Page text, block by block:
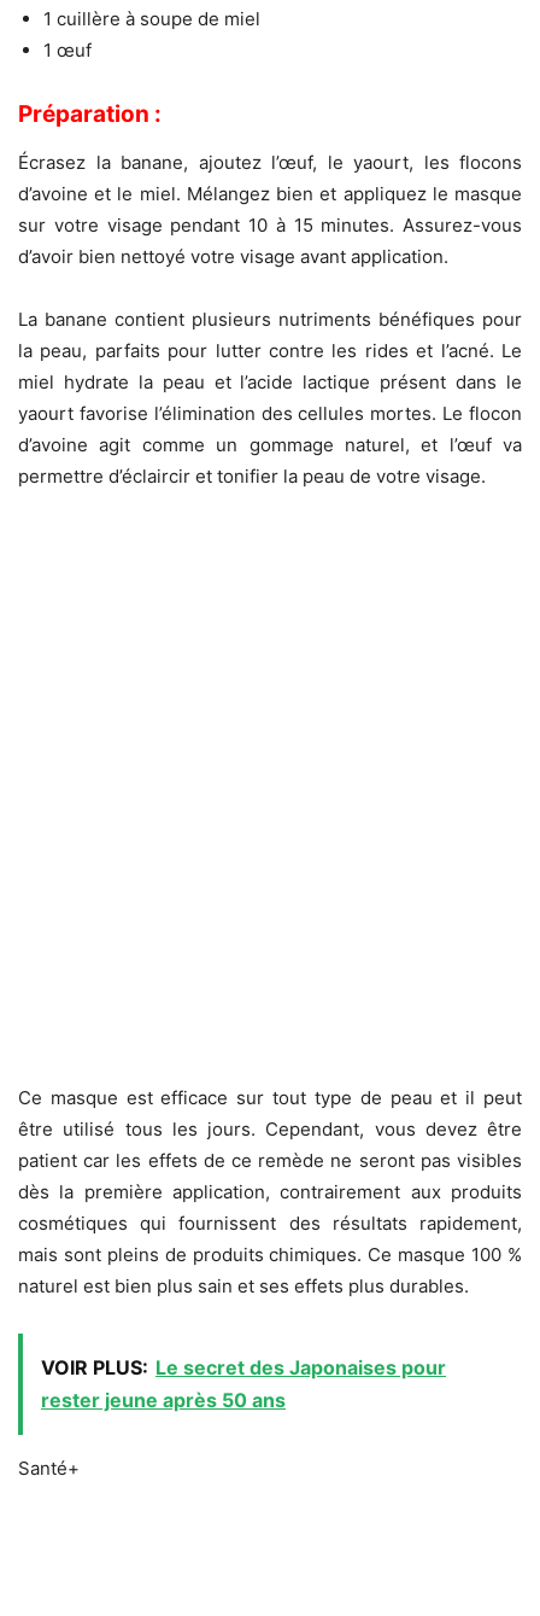
1 cuillère à soupe de miel
1 œuf
Préparation :
Écrasez la banane, ajoutez l’œuf, le yaourt, les flocons
d’avoine et le miel. Mélangez bien et appliquez le masque
sur votre visage pendant 10 à 15 minutes. Assurez-vous
d’avoir bien nettoyé votre visage avant application.
La banane contient plusieurs nutriments bénéfiques pour
la peau, parfaits pour lutter contre les rides et l’acné. Le
miel hydrate la peau et l’acide lactique présent dans le
yaourt favorise l’élimination des cellules mortes. Le flocon
d’avoine agit comme un gommage naturel, et l’œuf va
permettre d’éclaircir et tonifier la peau de votre visage.
Ce masque est efficace sur tout type de peau et il peut
être utilisé tous les jours. Cependant, vous devez être
patient car les effets de ce remède ne seront pas visibles
dès la première application, contrairement aux produits
cosmétiques qui fournissent des résultats rapidement,
mais sont pleins de produits chimiques. Ce masque 100 %
naturel est bien plus sain et ses effets plus durables.
VOIR PLUS: Le secret des Japonaises pour
rester jeune après 50 ans
Santé+